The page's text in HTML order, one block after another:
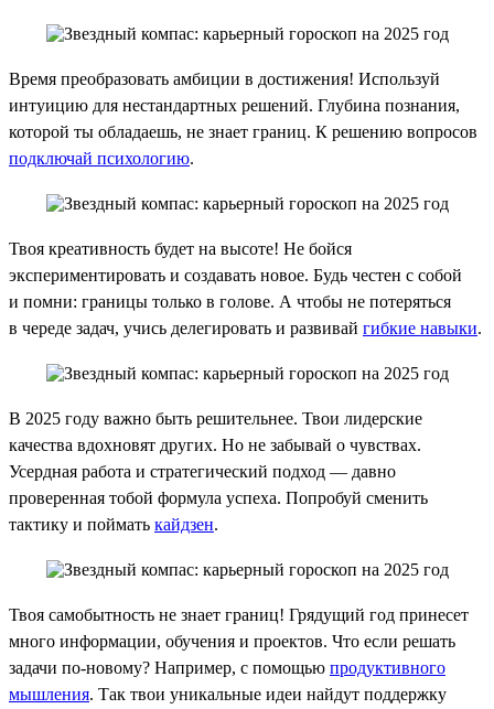
Время преобразовать амбиции в достижения! Используй
интуицию для нестандартных решений. Глубина познания,
которой ты обладаешь, не знает границ. К решению вопросов
подключай психологию.
Твоя креативность будет на высоте! Не бойся
экспериментировать и создавать новое. Будь честен с собой
и помни: границы только в голове. А чтобы не потеряться
в череде задач, учись делегировать и развивай гибкие навыки.
В 2025 году важно быть решительнее. Твои лидерские
качества вдохновят других. Но не забывай о чувствах.
Усердная работа и стратегический подход — давно
проверенная тобой формула успеха. Попробуй сменить
тактику и поймать кайдзен.
Твоя самобытность не знает границ! Грядущий год принесет
много информации, обучения и проектов. Что если решать
задачи по-новому? Например, с помощью продуктивного
мышления. Так твои уникальные идеи найдут поддержку